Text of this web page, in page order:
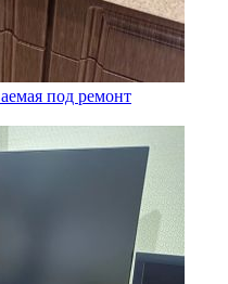
под ремонт